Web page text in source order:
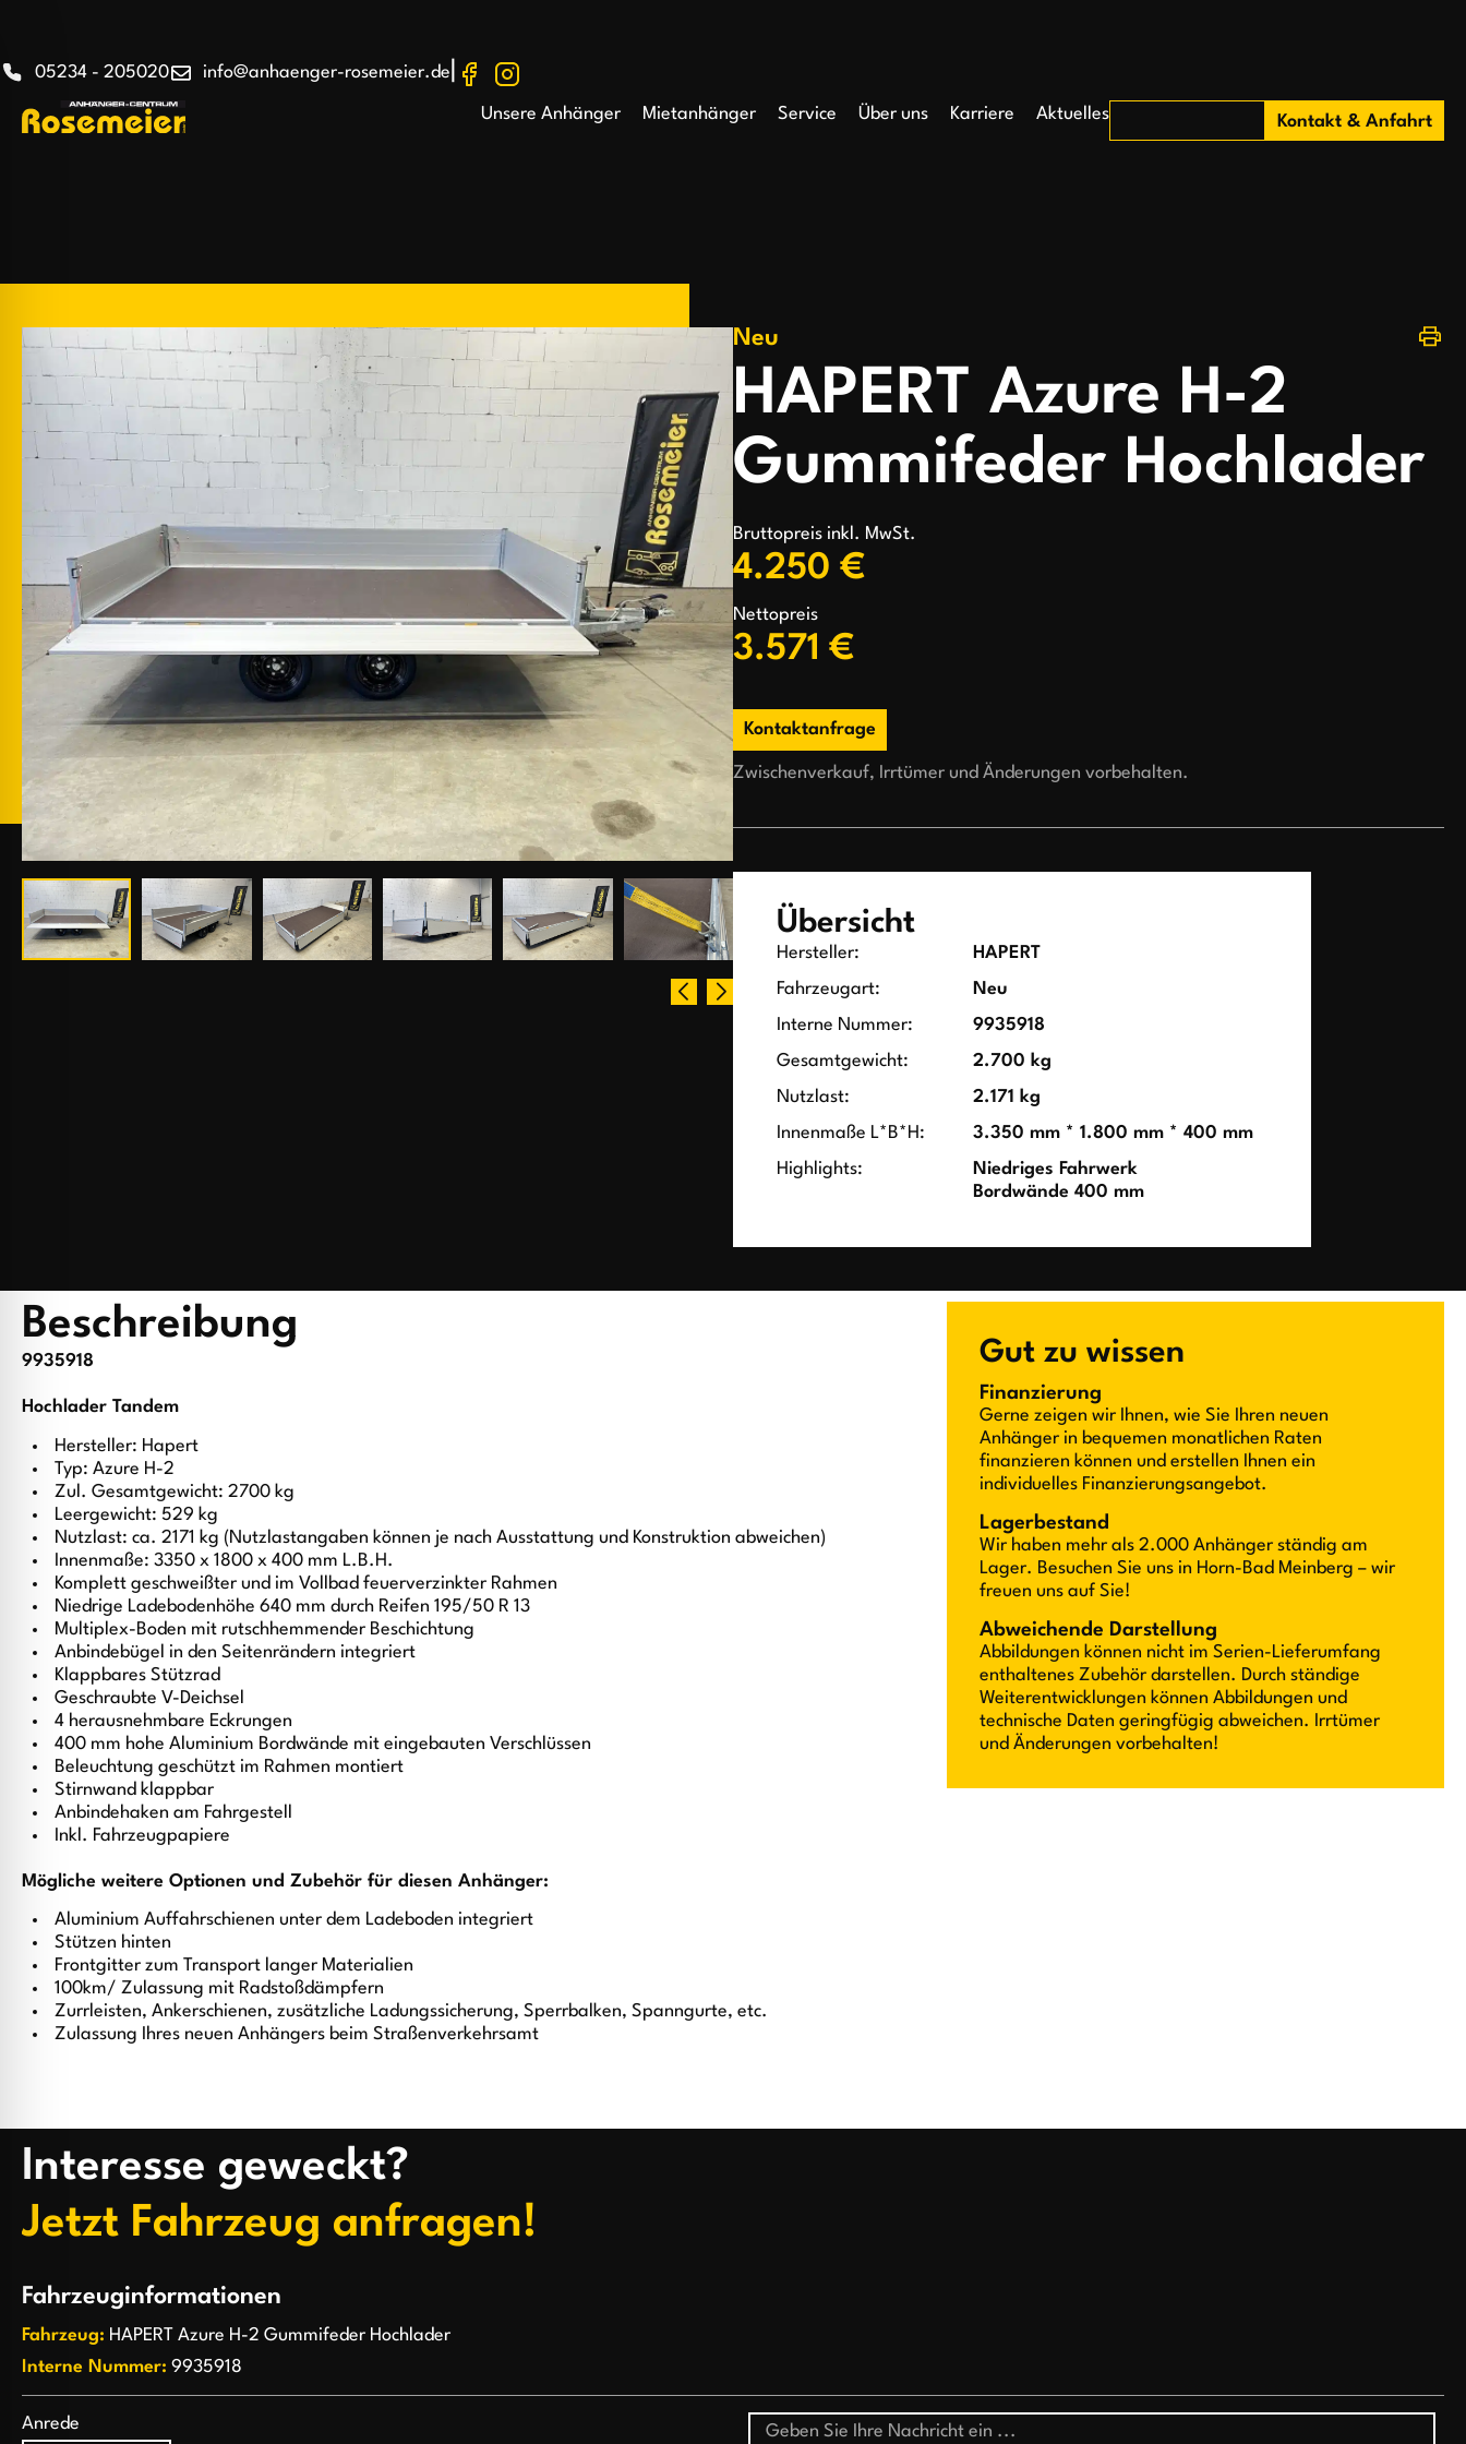
05234 - 205020 info@anhaenger-rosemeier.de
Unsere Anhänger Mietanhänger Service Über uns Karriere Aktuelles Kontakt & Anfahrt
Neu
HAPERT Azure H-2
Gummifeder Hochlader
Bruttopreis inkl. MwSt.
4.250 €
Nettopreis
3.571 €
Kontaktanfrage
Zwischenverkauf, Irrtümer und Änderungen vorbehalten.
Übersicht
Hersteller:
HAPERT
Fahrzeugart:
Neu
Interne Nummer:
9935918
Gesamtgewicht:
2.700 kg
Nutzlast:
2.171 kg
Innenmaße L*B*H:
3.350 mm * 1.800 mm * 400 mm
Highlights:
Niedriges Fahrwerk
Bordwände 400 mm
Beschreibung
9935918
Hochlader Tandem
Hersteller: Hapert
Typ: Azure H-2
Zul. Gesamtgewicht: 2700 kg
Leergewicht: 529 kg
Nutzlast: ca. 2171 kg (Nutzlastangaben können je nach Ausstattung und Konstruktion abweichen)
Innenmaße: 3350 x 1800 x 400 mm L.B.H.
Komplett geschweißter und im Vollbad feuerverzinkter Rahmen
Niedrige Ladebodenhöhe 640 mm durch Reifen 195/50 R 13
Multiplex-Boden mit rutschhemmender Beschichtung
Anbindebügel in den Seitenrändern integriert
Klappbares Stützrad
Geschraubte V-Deichsel
4 herausnehmbare Eckrungen
400 mm hohe Aluminium Bordwände mit eingebauten Verschlüssen
Beleuchtung geschützt im Rahmen montiert
Stirnwand klappbar
Anbindehaken am Fahrgestell
Inkl. Fahrzeugpapiere
Mögliche weitere Optionen und Zubehör für diesen Anhänger:
Aluminium Auffahrschienen unter dem Ladeboden integriert
Stützen hinten
Frontgitter zum Transport langer Materialien
100km/ Zulassung mit Radstoßdämpfern
Zurrleisten, Ankerschienen, zusätzliche Ladungssicherung, Sperrbalken, Spanngurte, etc.
Zulassung Ihres neuen Anhängers beim Straßenverkehrsamt
Gut zu wissen
Finanzierung
Gerne zeigen wir Ihnen, wie Sie Ihren neuen
Anhänger in bequemen monatlichen Raten
finanzieren können und erstellen Ihnen ein
individuelles Finanzierungsangebot.
Lagerbestand
Wir haben mehr als 2.000 Anhänger ständig am
Lager. Besuchen Sie uns in Horn-Bad Meinberg – wir
freuen uns auf Sie!
Abweichende Darstellung
Abbildungen können nicht im Serien-Lieferumfang
enthaltenes Zubehör darstellen. Durch ständige
Weiterentwicklungen können Abbildungen und
technische Daten geringfügig abweichen. Irrtümer
und Änderungen vorbehalten!
Interesse geweckt?
Jetzt Fahrzeug anfragen!
Fahrzeuginformationen
Fahrzeug: HAPERT Azure H-2 Gummifeder Hochlader
Interne Nummer: 9935918
Anrede